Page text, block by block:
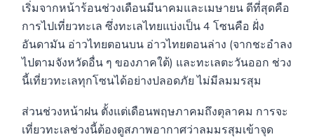
เริ่มจากหน้าร้อนช่วงเดือนมีนาคมและเมษายน ดีที่สุดคือ
การไปเที่ยวทะเล ซึ่งทะเลไทยแบ่งเป็น 4 โซนคือ ฝั่ง
อันดามัน อ่าวไทยตอนบน อ่าวไทยตอนล่าง (จากชะอำลง
ไปตามจังหวัดอื่น ๆ ของภาคใต้) และทะเลตะวันออก ช่วง
นี้เที่ยวทะเลทุกโซนได้อย่างปลอดภัย ไม่มีลมมรสุม
ส่วนช่วงหน้าฝน ตั้งแต่เดือนพฤษภาคมถึงตุลาคม การจะ
เที่ยวทะเลช่วงนี้ต้องดูสภาพอากาศว่าลมมรสุมเข้าจุด